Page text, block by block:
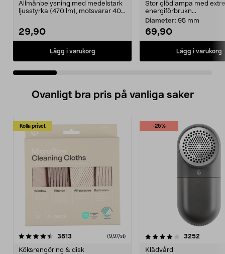
Allmänbelysning med medelstark
ljusstyrka (470 lm), motsvarar 40
29,90
Lägg i varukorg
Stor glödlampa med
energiförbrukn...
Diameter: 95 mm
69,90
Lägg i varukorg
Ovanligt bra pris på vanliga saker
Kolla priset
3813 (9,97/st)
Köksrengöring & disk
-25%
4.0av 5 stjärnor 3252
Klädvård
4.5av 5 stjärnor